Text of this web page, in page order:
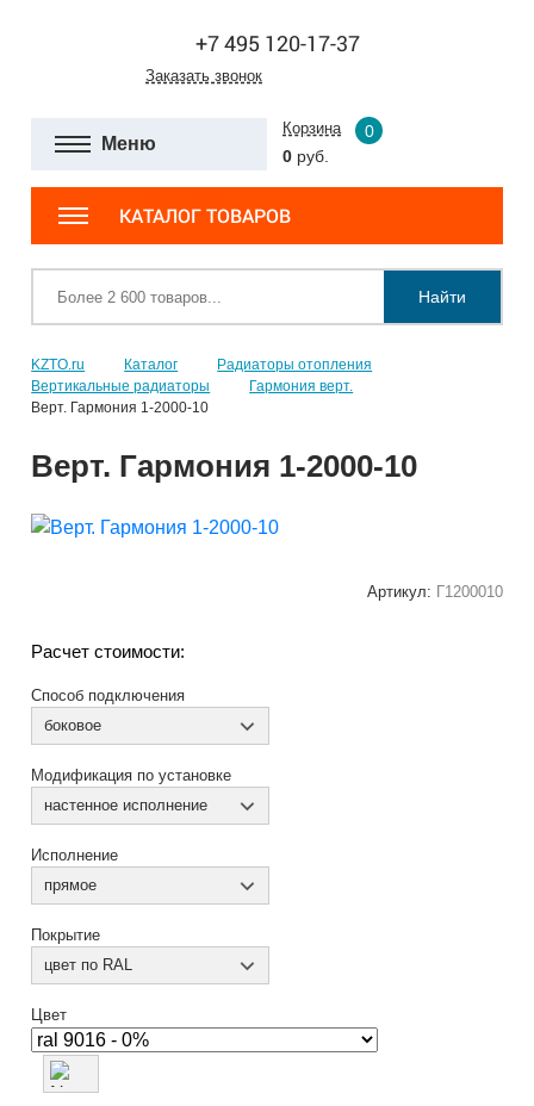
+7 495 120-17-37
Заказать звонок
Меню
Корзина
0
0 руб.
КАТАЛОГ ТОВАРОВ
Найти
KZTO.ru Каталог
Радиаторы отопления
Вертикальные радиаторы
Гармония верт.
Верт. Гармония 1-2000-10
Верт. Гармония 1-2000-10
Артикул: Г1200010
Расчет стоимости:
Способ подключения
боковое
Модификация по установке
настенное исполнение
Исполнение
прямое
Покрытие
цвет по RAL
Цвет